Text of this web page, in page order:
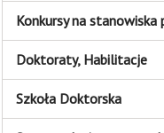
Konkursy na stanowiska
Doktoraty, Habilitacje
Szkoła Doktorska